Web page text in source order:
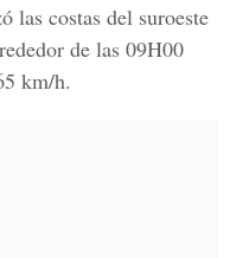
las costas del suroeste
de las 09H00
km/h.